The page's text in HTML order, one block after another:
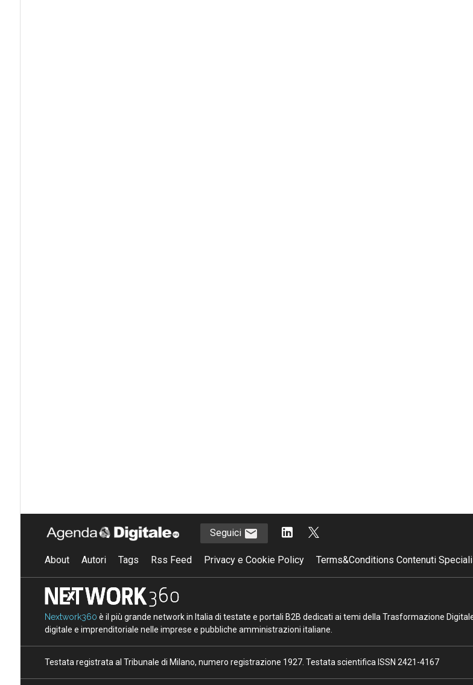
Seguici
About Autori Tags Rss Feed Privacy e Cookie Policy Terms&Conditions Contenuti
Nextwork360 è il più grande network in Italia di testate e portali B2B dedicati ai temi della Trasformazione
digitale e imprenditoriale nelle imprese e pubbliche amministrazioni italiane.
Testata registrata al Tribunale di Milano, numero registrazione 1927. Testata scientifica ISSN 2421-4167